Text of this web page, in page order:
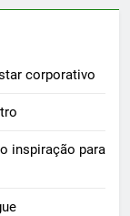
corporativo
inspiração para